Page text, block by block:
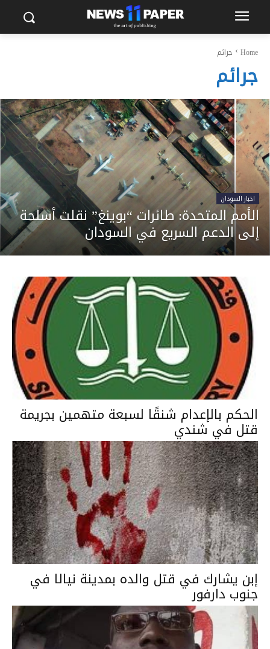
Home جرائم
جرائم
اخبار السودان
الأمم المتحدة: طائرات “بوينغ” نقلت أسلحة
إلى الدعم السريع في السودان
الحكم بالإعدام شنقًا لسبعة متهمين بجريمة
قتل في شندي
إبن يشارك في قتل والده بمدينة نيالا في
جنوب دارفور